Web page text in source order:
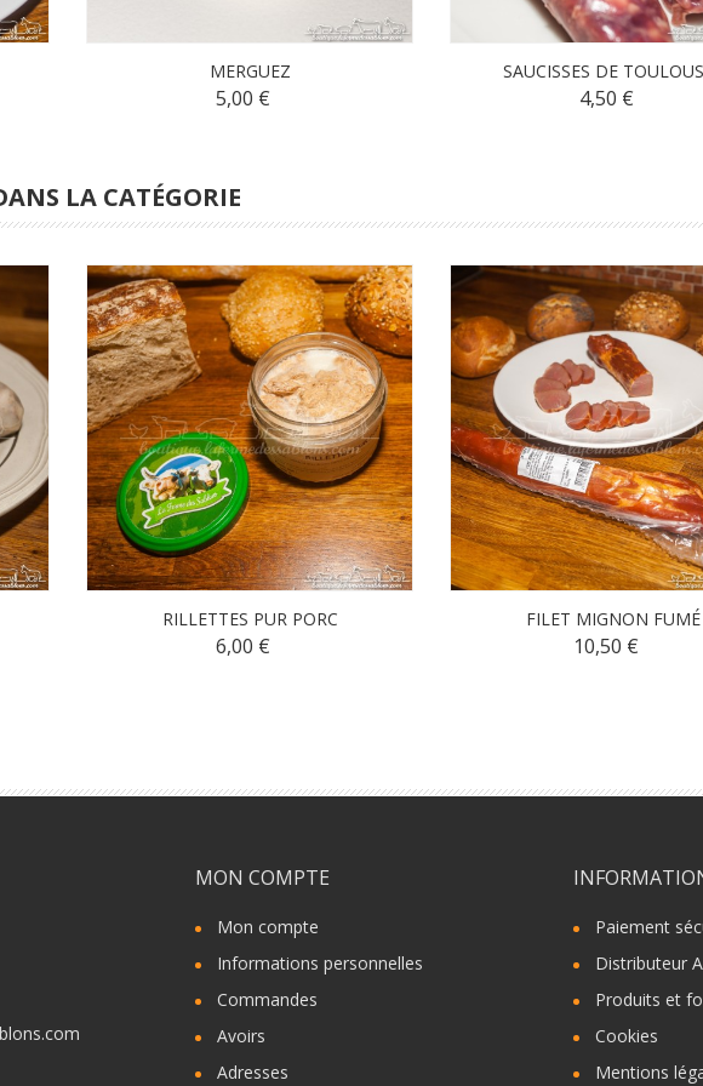
MERGUEZ
5,00 €
SAUCISSES DE
4,50 €
LA CATÉGORIE
RILLETTES PUR PORC
6,00 €
FILET MIGNON FUMÉ
10,50 €
MON COMPTE
Mon compte
Informations personnelles
Commandes
Avoirs
Adresses
Paiement
Distributeur
Produits et
Cookies
Mentions